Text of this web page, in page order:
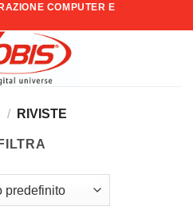
COMPUTER E
/ RIVISTE
FILTRA